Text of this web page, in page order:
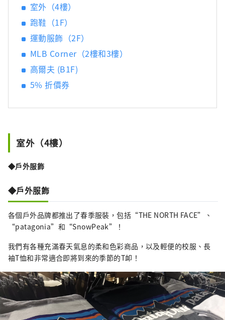
室外（4樓）
跑鞋（1F）
運動服飾（2F）
MLB Corner（2樓和3樓）
高爾夫 (B1F)
5% 折價券
室外（4樓）
◆戶外服飾
◆戶外服飾
各個戶外品牌都推出了春季服裝，包括“THE NORTH FACE”、
“patagonia”和“SnowPeak”！
我們有各種充滿春天氣息的柔和色彩商品，以及輕便的校服、長
袖T恤和非常適合即將到來的季節的T卹！